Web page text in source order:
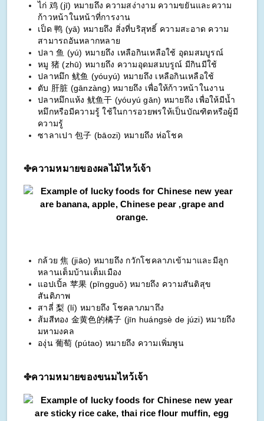
ไก่ 鸡 (jī) หมายถึง ความสง่างาม ความขยันและความ
ก้าวหน้าในหน้าที่การงาน
เป็ด 鸭 (yā) หมายถึง สิ่งที่บริสุทธิ์ ความสะอาด ความ
สามารถอันหลากหลาย
ปลา 鱼 (yú) หมายถึง เหลือกินเหลือใช้ อุดมสมบูรณ์
หมู 猪 (zhū) หมายถึง ความอุดมสมบรูณ์ มีกินมีใช้
ปลาหมึก 鱿鱼 (yóuyú) หมายถึง เหลือกินเหลือใช้
ตับ 肝脏 (gānzàng) หมายถึง เพื่อให้ก้าวหน้าในงาน
ปลาหมึกแห้ง 鱿鱼干 (yóuyú gān) หมายถึง เพื่อให้มีน้ำ
หมึกหรือมีความรู้ ใช้ในการอวยพรให้เป็นบัณฑิตหรือผู้มี
ความรู้
ซาลาเปา 包子 (bāozi) หมายถึง ห่อโชค
✤ความหมายของผลไม้ไหว้เจ้า
กล้วย 焦 (jiāo) หมายถึง กวักโชคลาภเข้ามาและมีลูก
หลานเต็มบ้านเต็มเมือง
แอปเปิ้ล 苹果 (pīngguǒ) หมายถึง ความสันติสุข
สันติภาพ
สาลี่ 梨 (lí) หมายถึง โชคลาภมาถึง
ส้มสีทอง 金黄色的橘子 (jīn huángsè de júzi) หมายถึง
มหามงคล
องุ่น 葡萄 (pútao) หมายถึง ความเพิ่มพูน
✤ความหมายของขนมไหว้เจ้า